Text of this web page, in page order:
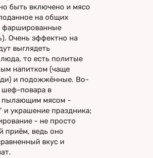
быть включено и мясо
на общих
фаршированные
Очень эффектно на
выглядеть
то есть политые
напитком (чаще
и подожжённые. Во-
шеф-повара в
пылающим мясом -
украшение праздника;
- не просто
приём, ведь оно
вкус и